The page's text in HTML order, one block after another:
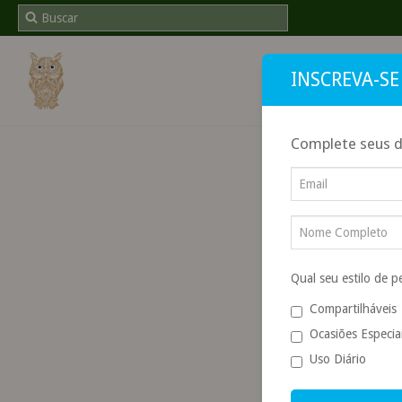
INÍCIO
INSCREVA-SE
Complete seus
Qual seu estilo de
Compartilháveis
Ocasiões
Uso Diário